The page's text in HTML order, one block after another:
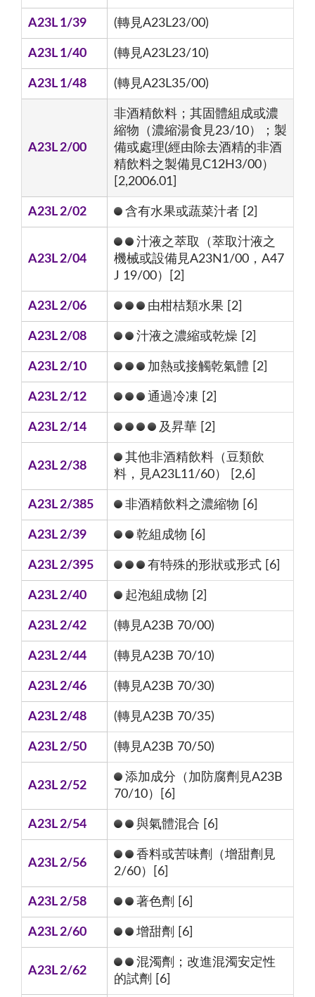
A23L 1/39 (轉見A23L23/00)
A23L 1/40 (轉見A23L23/10)
A23L 1/48 (轉見A23L35/00)
A23L 2/00
非酒精飲料；其固體組成或濃
縮物（濃縮湯食見23/10）；製
備或處理(經由除去酒精的非酒
精飲料之製備見C12H3/00）
[2,2006.01]
A23L 2/02 含有水果或蔬菜汁者 [2]
A23L 2/04
汁液之萃取（萃取汁液之
機械或設備見A23N1/00，A47
J 19/00）[2]
A23L 2/06 由柑桔類水果 [2]
A23L 2/08 汁液之濃縮或乾燥 [2]
A23L 2/10 加熱或接觸乾氣體 [2]
A23L 2/12 通過冷凍 [2]
A23L 2/14 及昇華 [2]
A23L 2/38
其他非酒精飲料（豆類飲
料，見A23L11/60） [2,6]
A23L 2/385 非酒精飲料之濃縮物 [6]
A23L 2/39 乾組成物 [6]
A23L 2/395 有特殊的形狀或形式 [6]
A23L 2/40 起泡組成物 [2]
A23L 2/42 (轉見A23B 70/00)
A23L 2/44 (轉見A23B 70/10)
A23L 2/46 (轉見A23B 70/30)
A23L 2/48 (轉見A23B 70/35)
A23L 2/50 (轉見A23B 70/50)
A23L 2/52
添加成分（加防腐劑見A23B
70/10）[6]
A23L 2/54 與氣體混合 [6]
A23L 2/56
香料或苦味劑（增甜劑見
2/60）[6]
A23L 2/58 著色劑 [6]
A23L 2/60 增甜劑 [6]
A23L 2/62
混濁劑；改進混濁安定性
的試劑 [6]